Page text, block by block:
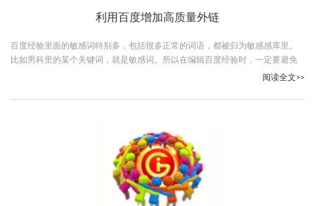
利用百度增加高质量外链
百度经验里面的敏感词特别多，包括很多正常的词语，都被归为敏感感库里。
比如男科里的某个关键词，就是敏感词。所以在编辑百度经验时，一定要避免
阅读全文>>